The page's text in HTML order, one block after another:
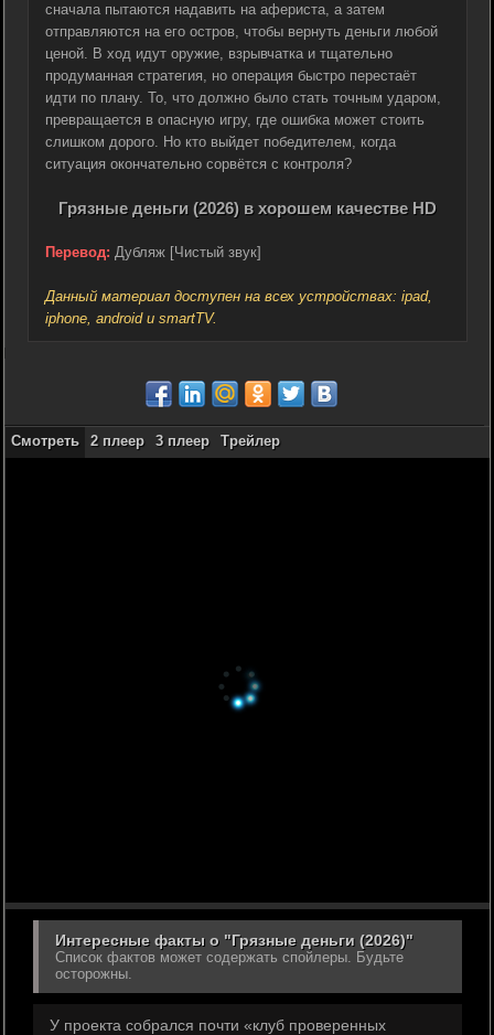
сначала пытаются надавить на афериста, а затем
отправляются на его остров, чтобы вернуть деньги любой
ценой. В ход идут оружие, взрывчатка и тщательно
продуманная стратегия, но операция быстро перестаёт
идти по плану. То, что должно было стать точным ударом,
превращается в опасную игру, где ошибка может стоить
слишком дорого. Но кто выйдет победителем, когда
ситуация окончательно сорвётся с контроля?
Грязные деньги (2026) в хорошем качестве HD
Перевод: Дубляж [Чистый звук]
Данный материал доступен на всех устройствах: ipad,
iphone, android и smartTV.
Смотреть 2 плеер 3 плеер Трейлер
Интересные факты о "Грязные деньги (2026)"
Список фактов может содержать спойлеры. Будьте
осторожны.
У проекта собрался почти «клуб проверенных